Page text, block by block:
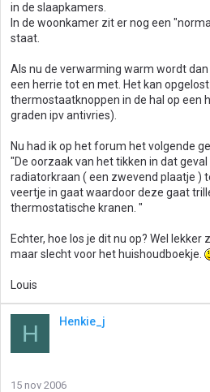
in de slaapkamers.
In de woonkamer zit er nog een
staat.
Als nu de verwarming warm wordt
een herrie tot en met. Het kan
thermostaatknoppen in de hal op een
graden ipv antivries).
Nu had ik op het forum het volgende
"De oorzaak van het tikken in dat
radiatorkraan ( een zwevend plaatje )
veertje in gaat waardoor deze gaat
thermostatische kranen. "
Echter, hoe los je dit nu op? Wel lekker
maar slecht voor het huishoudboekje.
Louis
H Henkie_j
15 nov 2006